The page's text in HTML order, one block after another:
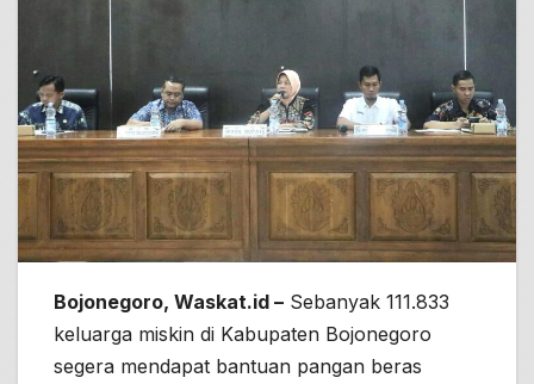
Bojonegoro, Waskat.id – Sebanyak 111.833
keluarga miskin di Kabupaten Bojonegoro
segera mendapat bantuan pangan beras